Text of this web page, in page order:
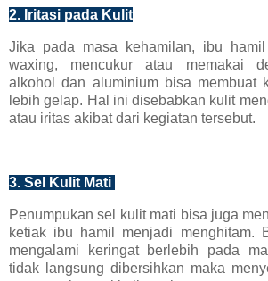
2. Iritasi pada Kulit
Jika pada masa kehamilan, ibu
waxing, mencukur atau memakai
alkohol dan aluminium bisa membuat
lebih gelap. Hal ini disebabkan kulit
atau iritas akibat dari kegiatan tersebut.
3. Sel Kulit Mati
Penumpukan sel kulit mati bisa juga
ketiak ibu hamil menjadi menghitam.
mengalami keringat berlebih pada
tidak langsung dibersihkan maka